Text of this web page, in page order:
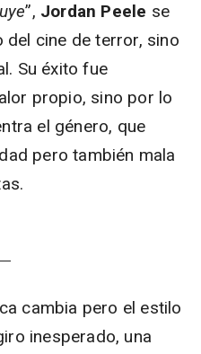
”, Jordan Peele se
del cine de terror, sino
Su éxito fue
propio, sino por lo
el género, que
pero también mala
cambia pero el estilo
inesperado, una